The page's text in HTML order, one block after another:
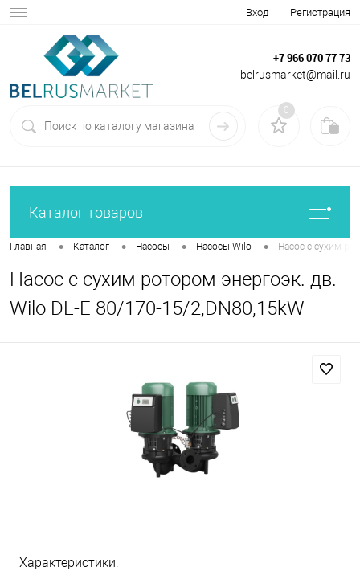
Вход Регистрация
+7 966 070 77 73
belrusmarket@mail.ru
0
Каталог товаров
Главная • Каталог • Насосы • Насосы Wilo • Насос с сухим
Насос с сухим ротором энергоэк. дв.
Wilo DL-E 80/170-15/2,DN80,15kW
Характеристики: